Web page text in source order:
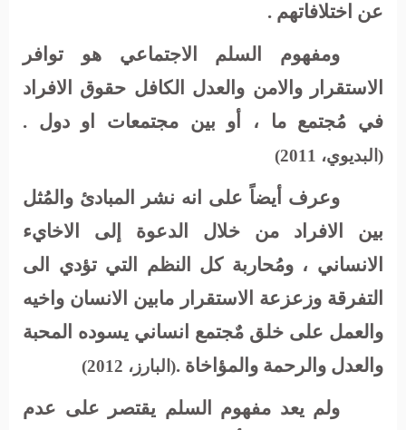
عن اختلافاتهم .
ومفهوم السلم الاجتماعي هو توافر
الاستقرار والامن والعدل الكافل حقوق الافراد
في مُجتمع ما ، أو بين مجتمعات او دول .
(البديوي، 2011)
وعرف أيضاً على انه نشر المبادئ والمُثل
بين الافراد من خلال الدعوة إلى الاخايء
الانساني ، ومُحاربة كل النظم التي تؤدي الى
التفرقة وزعزعة الاستقرار مابين الانسان واخيه
والعمل على خلق مٌجتمع انساني يسوده المحبة
والعدل والرحمة والمؤاخاة .(البارز، 2012)
ولم يعد مفهوم السلم يقتصر على عدم